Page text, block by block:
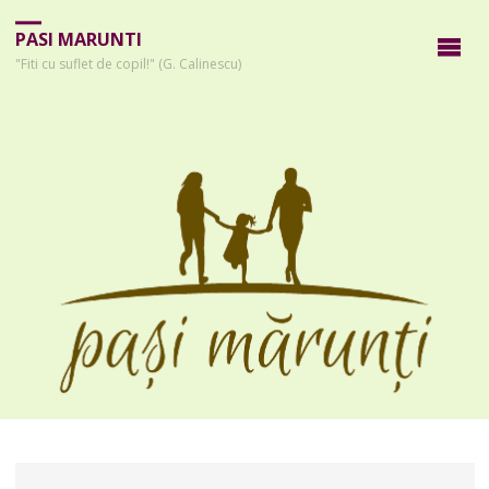
PASI MARUNTI
"Fiti cu suflet de copil!" (G. Calinescu)